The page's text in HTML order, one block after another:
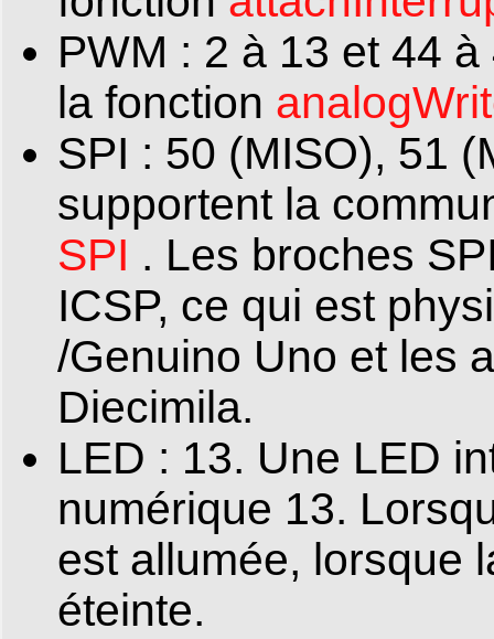
PWM : 2 à 13 et 44
la fonction
SPI : 50 (MISO), 51
supportent la
SPI . Les broches
ICSP, ce qui est
/Genuino Uno et les
Diecimila.
LED : 13. Une LED
numérique 13.
est allumée, lorsque
éteinte.